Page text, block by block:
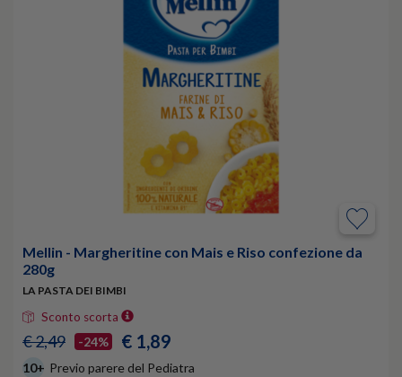
Mellin - Margheritine con Mais e Riso confezione da
280g
LA PASTA DEI BIMBI
Sconto scorta
€ 2,49 -24% € 1,89
10+ Previo parere del Pediatra